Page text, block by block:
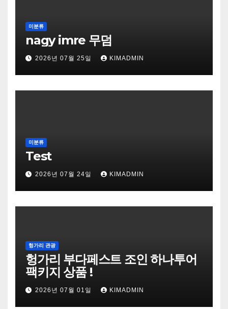
미분류
nagy imre 무덤
2026년 07월 25일 KIMADMIN
미분류
Test
2026년 07월 24일 KIMADMIN
헝가리 관광
헝가리 부다페스트 조인 하나투어
팩키지 상품 !
2026년 07월 01일 KIMADMIN